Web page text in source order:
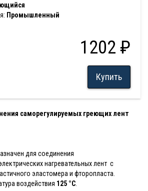
Промышленный
1202 ₽
Купить
саморегулируемых греющих лент
для соединения
нагревательных лент с
эластомера и фторопласта.
воздействия 125 °С